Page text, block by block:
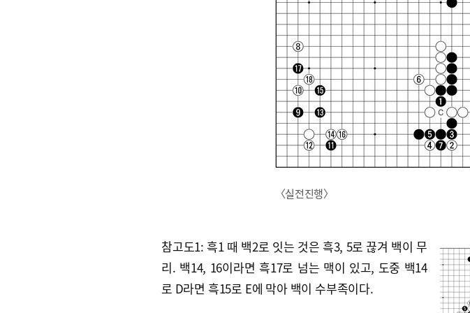
〈실전진행〉
참고도1: 흑1 때 백2로 잇는 것은 흑3, 5로 끊겨 백이 무
리. 백14, 16이라면 흑17로 넘는 맥이 있고, 도중 백14
로 D라면 흑15로 E에 막아 백이 수부족이다.